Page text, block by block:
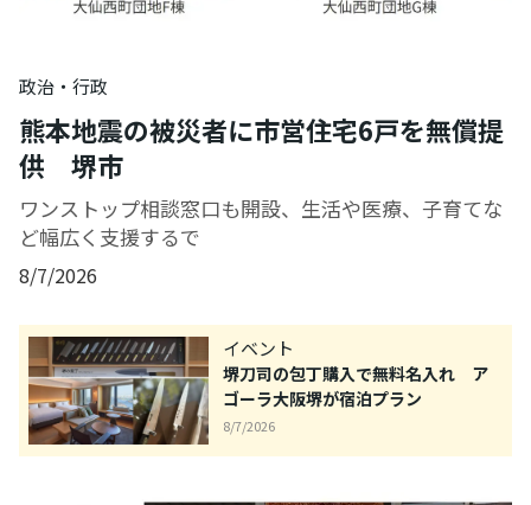
政治・行政
熊本地震の被災者に市営住宅6戸を無償提
供 堺市
ワンストップ相談窓口も開設、生活や医療、子育てな
ど幅広く支援するで
8/7/2026
イベント
堺刀司の包丁購入で無料名入れ ア
ゴーラ大阪堺が宿泊プラン
8/7/2026